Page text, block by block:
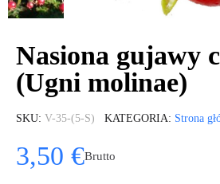
Nasiona gujawy
(Ugni molinae)
SKU V-35-(5-S) KATEGORIA Strona
3,50 €Brutto